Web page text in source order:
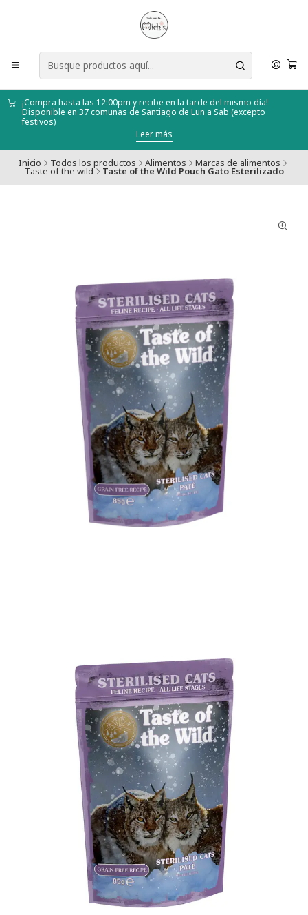
¡Compra hasta las 12:00pm y recibe en la tarde del mismo día!
Disponible en 37 comunas de Santiago de Lun a Sab (excepto
festivos)
Leer más
Inicio Todos los productos Alimentos Marcas de alimentos
Taste of the wild Taste of the Wild Pouch Gato Esterilizado